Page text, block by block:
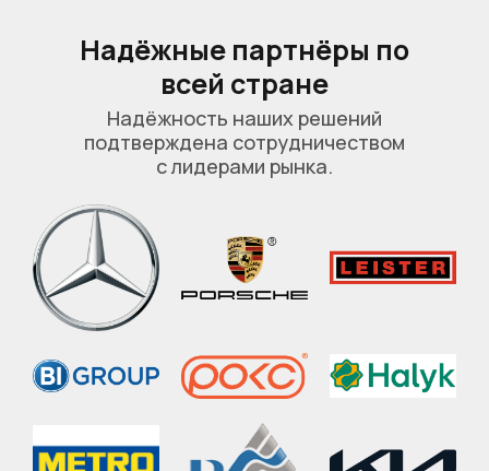
Надёжность наших решений
подтверждена сотрудничеством
с лидерами рынка.
Надёжные партнёры по
всей стране